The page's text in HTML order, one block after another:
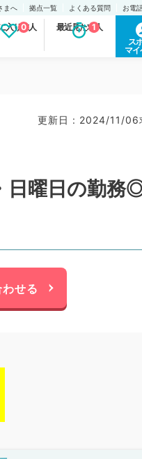
まへ 拠点一覧 よくある質問 お電
入り求人
0 最近見た求人
1
ス
マイ
更新日 : 2024/11/06
日曜日の勤務
せる